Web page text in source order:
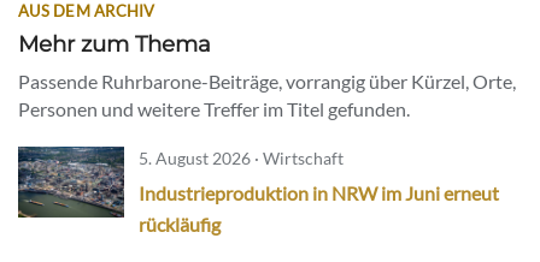
AUS DEM ARCHIV
Mehr zum Thema
Passende Ruhrbarone-Beiträge, vorrangig über Kürzel, Orte,
Personen und weitere Treffer im Titel gefunden.
5. August 2026 · Wirtschaft
Industrieproduktion in NRW im Juni erneut
rückläufig